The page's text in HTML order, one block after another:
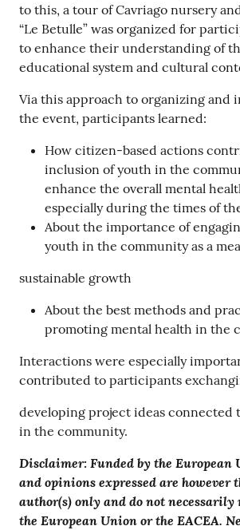
to this, a tour of Cavriago nursery
“Le Betulle” was organized for
to enhance their understanding of
educational system and cultural
Via this approach to organizing and
the event, participants learned:
How citizen-based actions
inclusion of youth in the
enhance the overall mental
especially during the times of
About the importance of
youth in the community as a
sustainable growth
About the best methods and
promoting mental health in the
Interactions were especially
contributed to participants
developing project ideas connected
in the community.
Disclaimer: Funded by the European
and opinions expressed are however
author(s) only and do not necessarily
the European Union or the EACEA.